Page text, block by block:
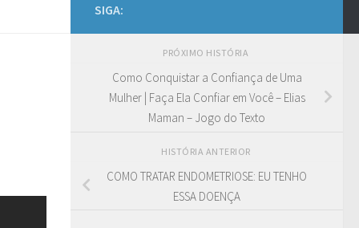
SIGA:
PRÓXIMO HISTÓRIA
Como Conquistar a Confiança de Uma
Mulher | Faça Ela Confiar em Você – Elias
Maman – Jogo do Texto
HISTÓRIA ANTERIOR
COMO TRATAR ENDOMETRIOSE: EU TENHO
ESSA DOENÇA